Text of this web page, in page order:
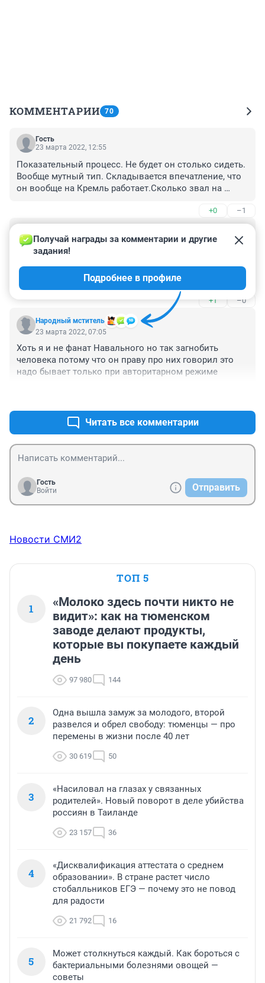
КОММЕНТАРИИ 70
Гость
23 марта 2022, 12:55
Показательный процесс. Не будет он столько сидеть.
Вообще мутный тип. Складывается впечатление, что
он вообще на Кремль работает.Сколько звал на
имеем законодательный запрет на те митинги.
+0 –1
23 марта 2022, 08:39
Предатель Родины за деньги? Сидят тут олигархи
просто, в городе-мечте, а все иностранцы нам
завидуют, что так весело можно пошлепать по
весенним какахам!
Вы просто откройте список даже самых крупных яхт в
мире: там сплошные арабы и выходцы из России.
Алексей получил абсурдный срок по абсурдному
объявлению
+1 –0
Народный мститель
Получай награды за комментарии и другие
задания!
Подробнее в профиле
23 марта 2022, 07:05
Хоть я и не фанат Навального но так загнобить
человека потому что он праву про них говорил это
надо бывает только при авторитарном режиме
Читать все комментарии
Гость
Войти
Отправить
Новости СМИ2
ТОП 5
1
«Молоко здесь почти никто не
видит»: как на тюменском
заводе делают продукты,
которые вы покупаете каждый
день
97 980 144
2
Одна вышла замуж за молодого, второй
развелся и обрел свободу: тюменцы — про
перемены в жизни после 40 лет
30 619 50
3
«Насиловал на глазах у связанных
родителей». Новый поворот в деле убийства
россиян в Таиланде
23 157 36
4
«Дисквалификация аттестата о среднем
образовании». В стране растет число
стобалльников ЕГЭ — почему это не повод
для радости
21 792 16
5
Может столкнуться каждый. Как бороться с
бактериальными болезнями овощей —
советы